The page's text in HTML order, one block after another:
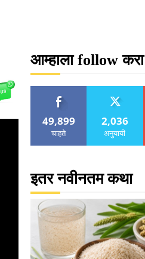
आम्हाला follow करा
49,899
चाहते
2,036
अनुयायी
इतर नवीनतम कथा